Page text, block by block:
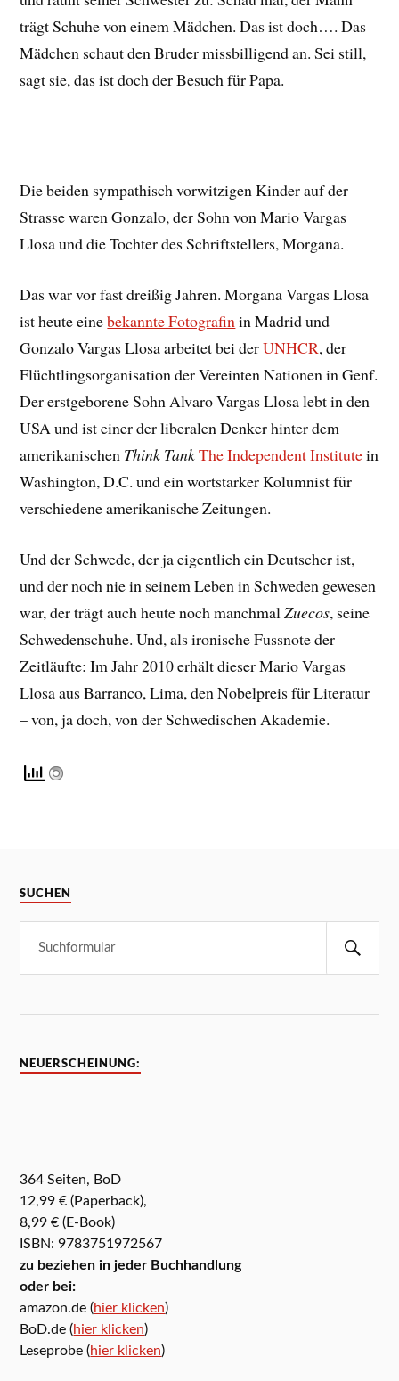
trägt Schuhe von einem Mädchen. Das ist doch…. Das
Mädchen schaut den Bruder missbilligend an. Sei still,
sagt sie, das ist doch der Besuch für Papa.
Die beiden sympathisch vorwitzigen Kinder auf der
Strasse waren Gonzalo, der Sohn von Mario Vargas
Llosa und die Tochter des Schriftstellers, Morgana.
Das war vor fast dreißig Jahren. Morgana Vargas Llosa
ist heute einebekannte Fotografinin Madrid und
Gonzalo Vargas Llosa arbeitet bei derUNHCR, der
Flüchtlingsorganisation der Vereinten Nationen in Genf.
Der erstgeborene Sohn Alvaro Vargas Llosa lebt in den
USA und ist einer der liberalen Denker hinter dem
amerikanischen Think TankThe Independent Institutein
Washington, D.C. und ein wortstarker Kolumnist für
verschiedene amerikanische Zeitungen.
Und der Schwede, der ja eigentlich ein Deutscher ist,
und der noch nie in seinem Leben in Schweden gewesen
war, der trägt auch heute noch manchmalZuecos, seine
Schwedenschuhe. Und, als ironische Fussnote der
Zeitläufte: Im Jahr 2010 erhält dieser Mario Vargas
Llosa aus Barranco, Lima, den Nobelpreis für Literatur
– von, ja doch, von der Schwedischen Akademie.
SUCHEN
NEUERSCHEINUNG:
364 Seiten, BoD
12,99 € (Paperback),
8,99 € (E-Book)
ISBN: 9783751972567
zu beziehen in jeder Buchhandlung
oder bei:
amazon.de (hier klicken)
BoD.de (hier klicken)
Leseprobe (hier klicken)